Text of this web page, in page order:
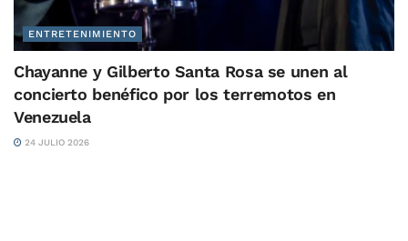
ENTRETENIMIENTO
Chayanne y Gilberto Santa Rosa se unen al
concierto benéfico por los terremotos en
Venezuela
24 JULIO 2026